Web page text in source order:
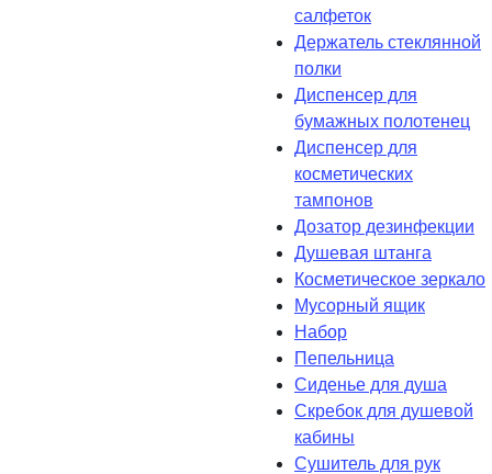
салфеток
Держатель стеклянной
полки
Диспенсер для
бумажных полотенец
Диспенсер для
косметических
тампонов
Дозатор дезинфекции
Душевая штанга
Косметическое зеркало
Мусорный ящик
Набор
Пепельница
Сиденье для душа
Скребок для душевой
кабины
Сушитель для рук